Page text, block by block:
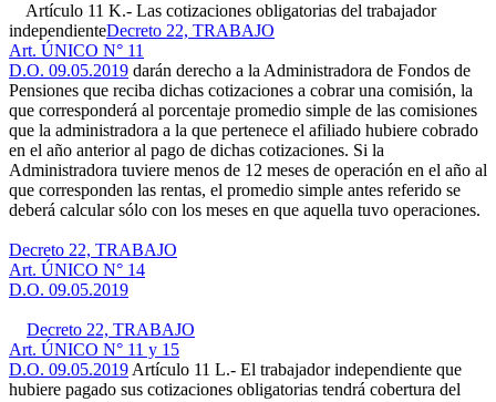
Artículo 11 K.- Las cotizaciones obligatorias del trabajador
independienteDecreto 22, TRABAJO
Art. ÚNICO N° 11
D.O. 09.05.2019 darán derecho a la Administradora de Fondos de
Pensiones que reciba dichas cotizaciones a cobrar una comisión, la
que corresponderá al porcentaje promedio simple de las comisiones
que la administradora a la que pertenece el afiliado hubiere cobrado
en el año anterior al pago de dichas cotizaciones. Si la
Administradora tuviere menos de 12 meses de operación en el año al
que corresponden las rentas, el promedio simple antes referido se
deberá calcular sólo con los meses en que aquella tuvo operaciones.
Decreto 22, TRABAJO
Art. ÚNICO N° 14
D.O. 09.05.2019
Decreto 22, TRABAJO
Art. ÚNICO N° 11 y 15
D.O. 09.05.2019 Artículo 11 L.- El trabajador independiente que
hubiere pagado sus cotizaciones obligatorias tendrá cobertura del